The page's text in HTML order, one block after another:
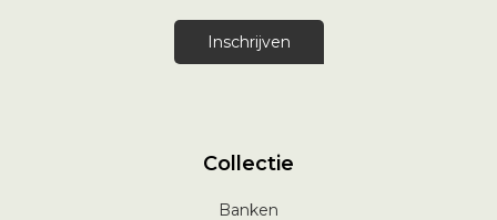
Inschrijven
Collectie
Banken